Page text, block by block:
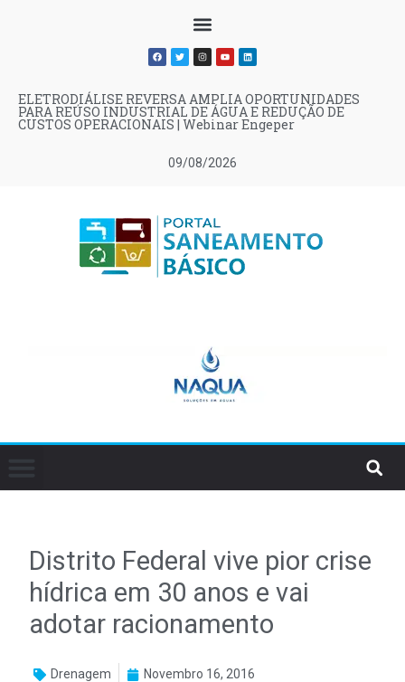
09/08/2026
ELETRODIÁLISE REVERSA AMPLIA OPORTUNIDADES
PARA REÚSO INDUSTRIAL DE ÁGUA E REDUÇÃO DE
CUSTOS OPERACIONAIS | Webinar Engeper
Distrito Federal vive pior crise
hídrica em 30 anos e vai
adotar racionamento
Drenagem Novembro 16, 2016